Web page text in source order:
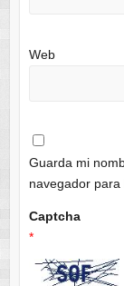
Web
Guarda mi
navegador para
Captcha
*